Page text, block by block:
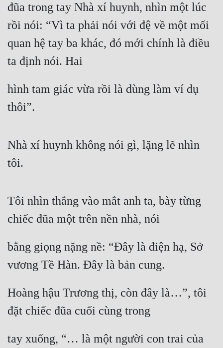
Võng Du
Xuyên Không
Xuyên Nhanh
Xuyên Thư
Điền Văn
Đông Phương
Ngự Thú
Truyện Nam
Truyện Nữ
Vô Địch Lưu
đũa trong tay Nhà xí huynh, nhìn một lúc
rồi nói: “Vì ta phải nói với đệ về một mối
quan hệ tay ba khác, đó mới chính là điều
ta định nói. Hai
hình tam giác vừa rồi là dùng làm ví dụ
thôi”.
Nhà xí huynh không nói gì, lặng lẽ nhìn
tôi.
Tôi nhìn thẳng vào mắt anh ta, bày từng
chiếc đũa một trên nền nhà, nói
bằng giọng nặng nề: “Đây là điện hạ, Sở
vương Tề Hàn. Đây là bản cung.
Hoàng hậu Trương thị, còn đây là…”, tôi
đặt chiếc đũa cuối cùng trong
tay xuống, “… là một người con trai của